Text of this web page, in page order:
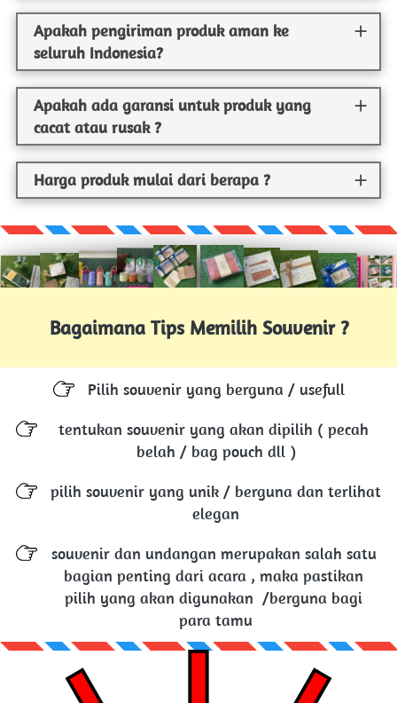
Apakah pengiriman produk aman ke
seluruh Indonesia?
Apakah ada garansi untuk produk yang
cacat atau rusak ?
Harga produk mulai dari berapa ?
Bagaimana Tips Memilih Souvenir ?
Pilih souvenir yang berguna / usefull
tentukan souvenir yang akan dipilih ( pecah
belah / bag pouch dll )
pilih souvenir yang unik / berguna dan terlihat
elegan
souvenir dan undangan merupakan salah satu
bagian penting dari acara , maka pastikan
pilih yang akan digunakan  /berguna bagi
para tamu